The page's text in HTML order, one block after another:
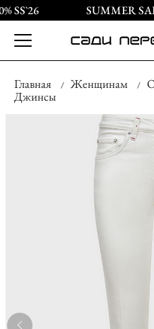
SS`26 SUMMER
Главная Женщинам
Джинсы